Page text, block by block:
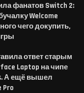
фанатов Switch 2:
Welcome
чего докупить,
ответ старым
Laptop на чипе
А ещё вышел
Pro